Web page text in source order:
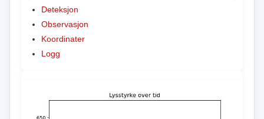
Deteksjon
Observasjon
Koordinater
Logg